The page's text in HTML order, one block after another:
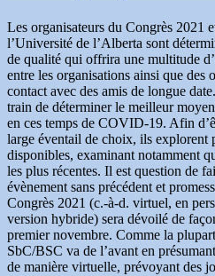
seuil
:
apprendre
du
passé,
construire
l’avenir
» »
Les organisateurs du Congrès 2021
l’Université de l’Alberta sont
de qualité qui offrira une multitude
entre les organisations ainsi que des
contact avec des amis de longue
train de déterminer le meilleur
en ces temps de COVID-19. Afin
large éventail de choix, ils explorent
disponibles, examinant notamment
les plus récentes. Il est question de
évènement sans précédent et
Congrès 2021 (c.-à-d. virtuel, en
version hybride) sera dévoilé de
premier novembre. Comme la
SbC/BSC va de l’avant en
de manière virtuelle, prévoyant des